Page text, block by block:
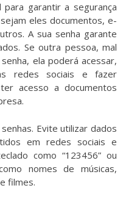
garantir a segurança
eles documentos, e-
A sua senha garante
Se outra pessoa, mal
ela poderá acessar,
redes sociais e fazer
acesso a documentos
Evite utilizar dados
em redes sociais e
como “123456” ou
nomes de músicas,
filmes.